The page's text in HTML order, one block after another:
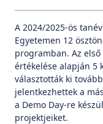
A 2024/2025-ös
Egyetemen 12
programban. Az
értékelése alapján 5
választották ki
jelentkezhettek a
a Demo Day-re
projektjeiket.